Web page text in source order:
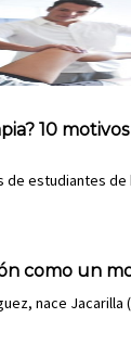
10
de estudiantes
como un
nace Jacarilla